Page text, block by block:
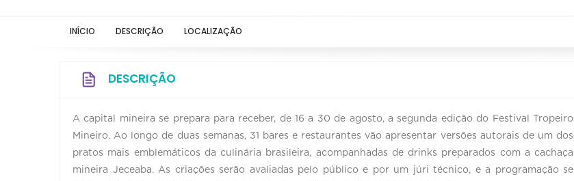
INÍCIO DESCRIÇÃO LOCALIZAÇÃO
DESCRIÇÃO
A capital mineira se prepara para receber, de 16 a 30 de agosto, a segunda edição do Festival Tropeiro
Mineiro. Ao longo de duas semanas, 31 bares e restaurantes vão apresentar versões autorais de um dos
pratos mais emblemáticos da culinária brasileira, acompanhadas de drinks preparados com a cachaça
mineira Jeceaba. As criações serão avaliadas pelo público e por um júri técnico, e a programação se